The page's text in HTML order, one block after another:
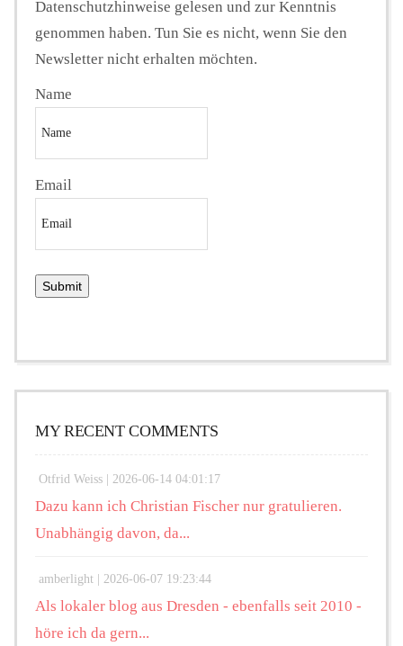
Datenschutzhinweise gelesen und zur Kenntnis
genommen haben. Tun Sie es nicht, wenn Sie den
Newsletter nicht erhalten möchten.
Name
Email
MY RECENT COMMENTS
Otfrid Weiss | 2026-06-14 04:01:17
Dazu kann ich Christian Fischer nur gratulieren.
Unabhängig davon, da...
amberlight | 2026-06-07 19:23:44
Als lokaler blog aus Dresden - ebenfalls seit 2010 -
höre ich da gern...